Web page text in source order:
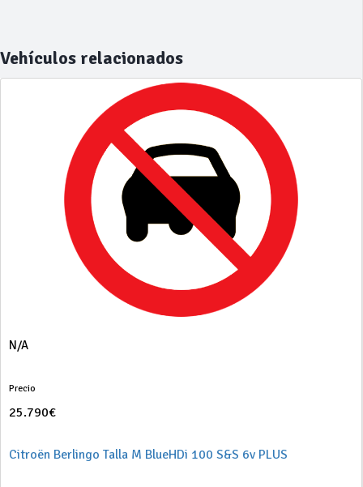
Vehículos relacionados
N/A
Precio
25.790€
Citroën Berlingo Talla M BlueHDi 100 S&S 6v PLUS